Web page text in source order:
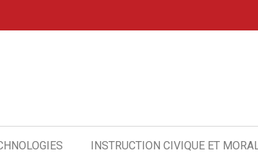
INSTRUCTION CIVIQUE ET